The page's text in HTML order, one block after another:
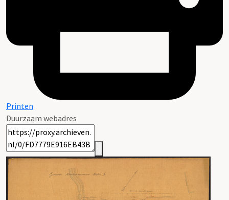
Printen
Duurzaam webadres